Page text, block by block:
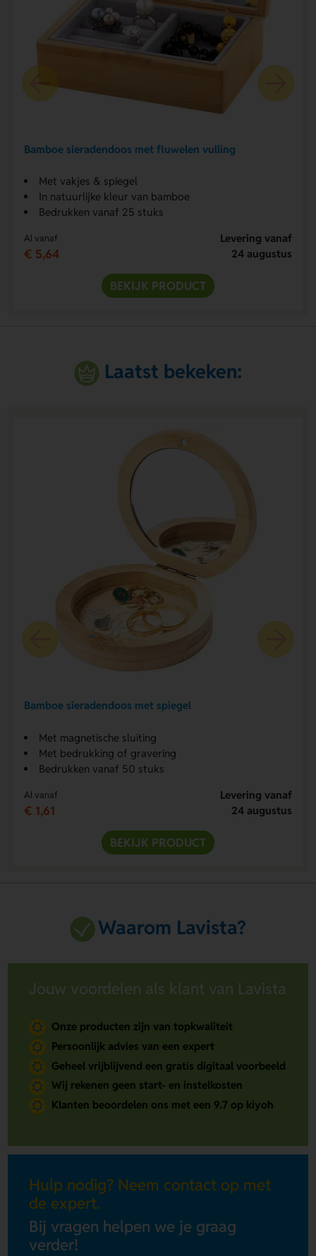
Bamboe sieradendoos met fluwelen vulling
Met vakjes & spiegel
In natuurlijke kleur van bamboe
Bedrukken vanaf 25 stuks
Al vanaf
€ 5,64
Levering vanaf
24 augustus
BEKIJK PRODUCT
Laatst bekeken:
Bamboe sieradendoos met spiegel
Met magnetische sluiting
Met bedrukking of gravering
Bedrukken vanaf 50 stuks
Al vanaf
€ 1,61
Levering vanaf
24 augustus
BEKIJK PRODUCT
Waarom Lavista?
Jouw voordelen als klant van Lavista
Onze producten zijn van topkwaliteit
Persoonlijk advies van een expert
Geheel vrijblijvend een gratis digitaal voorbeeld
Wij rekenen geen start- en instelkosten
Klanten beoordelen ons met een 9.7 op kiyoh
Hulp nodig? Neem contact op met
de expert.
Bij vragen helpen we je graag
verder!